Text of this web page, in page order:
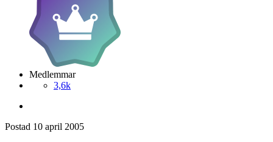
Medlemmar
3,6k
Postad 10 april 2005